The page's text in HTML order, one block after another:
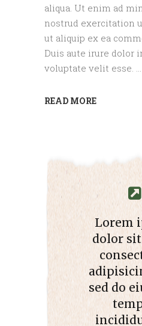
aliqua. Ut enim ad
nostrud exercitation
ut aliquip ex ea
Duis aute irure dolor
voluptate velit esse.
READ MORE
Lorem
dolor
sed do